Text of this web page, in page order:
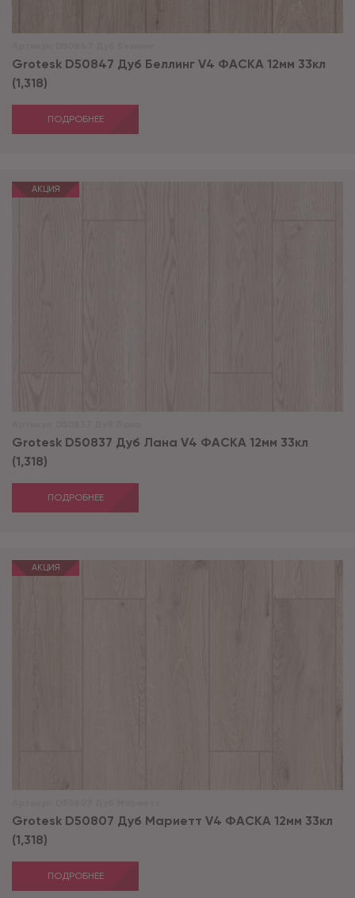
Grotesk D50847 Дуб Беллинг V4 ФАСКА 12мм 33кл
(1,318)
ПОДРОБНЕЕ
АКЦИЯ
Grotesk D50837 Дуб Лана V4 ФАСКА 12мм 33кл
(1,318)
ПОДРОБНЕЕ
АКЦИЯ
Grotesk D50807 Дуб Мариетт V4 ФАСКА 12мм 33кл
(1,318)
ПОДРОБНЕЕ